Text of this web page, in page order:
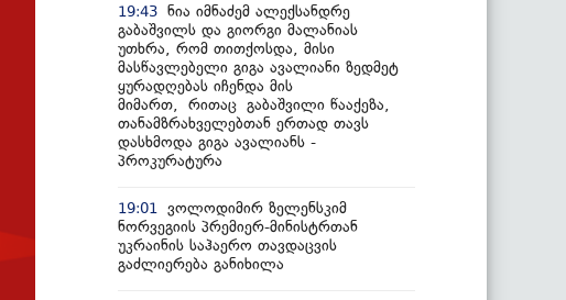
19:43 ნია იმნაძემ ალექსანდრე
გაბაშვილს და გიორგი მალანიას
უთხრა, რომ თითქოსდა, მისი
მასწავლებელი გიგა ავალიანი ზედმეტ
ყურადღებას იჩენდა მის
მიმართ, რითაც გაბაშვილი წააქეზა,
თანამზრახველებთან ერთად თავს
დასხმოდა გიგა ავალიანს -
პროკურატურა
19:01
ვოლოდიმირ ზელენსკიმ
ნორვეგიის პრემიერ-მინისტრთან
უკრაინის საჰაერო თავდაცვის
გაძლიერება განიხილა